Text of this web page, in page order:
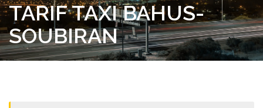
TARIF TAXI BAHUS-
SOUBIRAN